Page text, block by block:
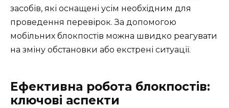
засобів, які оснащені усім необхідним для
проведення перевірок. За допомогою
мобільних блокпостів можна швидко реагувати
на зміну обстановки або екстрені ситуації.
Ефективна робота блокпостів:
ключові аспекти